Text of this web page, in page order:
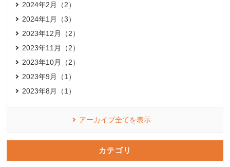
2024年2月（2）
2024年1月（3）
2023年12月（2）
2023年11月（2）
2023年10月（2）
2023年9月（1）
2023年8月（1）
アーカイブ全てを表示
カテゴリ